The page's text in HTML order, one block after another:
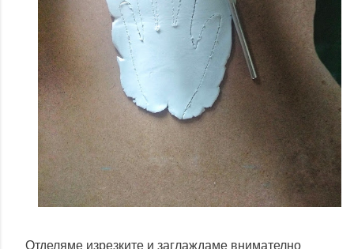
Отделяме изрезките и заглаждаме внимателно